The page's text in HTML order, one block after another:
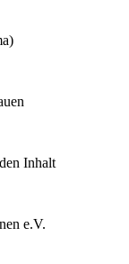
Inhalt
e.V.